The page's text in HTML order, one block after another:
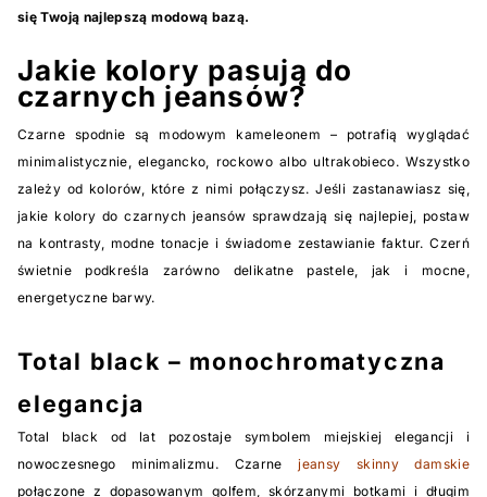
się Twoją najlepszą modową bazą.
Jakie kolory pasują do
czarnych jeansów?
Czarne spodnie są modowym kameleonem – potrafią wyglądać
minimalistycznie, elegancko, rockowo albo ultrakobieco. Wszystko
zależy od kolorów, które z nimi połączysz. Jeśli zastanawiasz się,
jakie kolory do czarnych jeansów sprawdzają się najlepiej, postaw
na kontrasty, modne tonacje i świadome zestawianie faktur. Czerń
świetnie podkreśla zarówno delikatne pastele, jak i mocne,
energetyczne barwy.
Total black – monochromatyczna
elegancja
Total black od lat pozostaje symbolem miejskiej elegancji i
nowoczesnego minimalizmu. Czarnejeansy skinny damskie
połączone z dopasowanym golfem, skórzanymi botkami i długim